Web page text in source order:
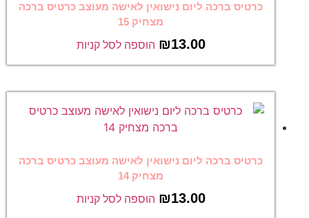
כרטיס ברכה ליום נישואין לאישה מעוצב כרטיס ברכה
מצחיק 15
₪13.00 הוספה לסל קניות
כרטיס ברכה ליום נישואין לאישה מעוצב כרטיס ברכה
מצחיק 14
₪13.00 הוספה לסל קניות